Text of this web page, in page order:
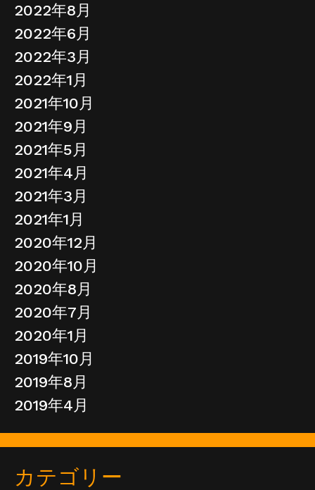
2022年8月
2022年6月
2022年3月
2022年1月
2021年10月
2021年9月
2021年5月
2021年4月
2021年3月
2021年1月
2020年12月
2020年10月
2020年8月
2020年7月
2020年1月
2019年10月
2019年8月
2019年4月
カテゴリー